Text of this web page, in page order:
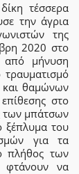
τέσσερα
την άγρια
της
2020 στο
από μήνυση
και θαμώνων
στο
των μπάτσων
ξέπλυμα του
για τα
πλήθος των
φτάνουν να